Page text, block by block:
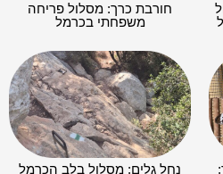
חורבת כרך: מסלול פריחה
משפחתי בכרמל
נחל גלים: מסלול בלב הכרמל